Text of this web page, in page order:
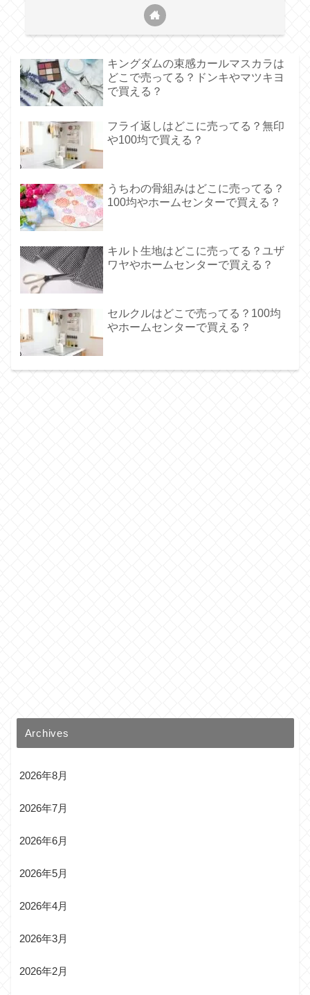
キングダムの束感カールマスカラは
どこで売ってる？ドンキやマツキヨ
で買える？
フライ返しはどこに売ってる？無印
や100均で買える？
うちわの骨組みはどこに売ってる？
100均やホームセンターで買える？
キルト生地はどこに売ってる？ユザ
ワヤやホームセンターで買える？
セルクルはどこで売ってる？100均
やホームセンターで買える？
Archives
2026年8月
2026年7月
2026年6月
2026年5月
2026年4月
2026年3月
2026年2月